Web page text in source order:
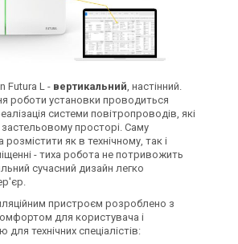
Futura L - вертикальний , настінний.
роботи установки проводиться
системи повітропроводів, які
просторі. Саму
як в технічному, так і
- тиха робота не потривожить
сучасний дизайн легко
пристроєм розроблено з
для користувача і
для технічних спеціалістів: